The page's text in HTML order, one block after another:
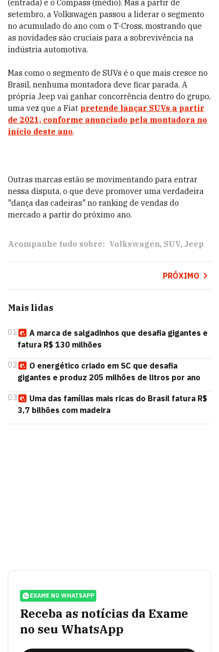
(entrada) e o Compass (médio). Mas a partir de
setembro, a Volkswagen passou a liderar o segmento
no acumulado do ano com o T-Cross, mostrando que
as novidades são cruciais para a sobrevivência na
indústria automotiva.
Mas como o segmento de SUVs é o que mais cresce no
Brasil, nenhuma montadora deve ficar parada. A
própria Jeep vai ganhar concorrência dentro do grupo,
uma vez que a Fiat pretende lançar SUVs a partir
de 2021, conforme anunciado pela montadora no
início deste ano.
Outras marcas estão se movimentando para entrar
nessa disputa, o que deve promover uma verdadeira
"dança das cadeiras" no ranking de vendas do
mercado a partir do próximo ano.
Acompanhe tudo sobre: Volkswagen SUV Jeep
PRÓXIMO
Mais lidas
01
A marca de salgadinhos que desafia gigantes e
fatura R$ 130 milhões
02
O energético criado em SC que desafia
gigantes e produz 205 milhões de litros por ano
03
Uma das famílias mais ricas do Brasil fatura R$
3,7 bilhões com madeira
EXAME NO WHATSAPP
Receba as notícias da Exame
no seu WhatsApp